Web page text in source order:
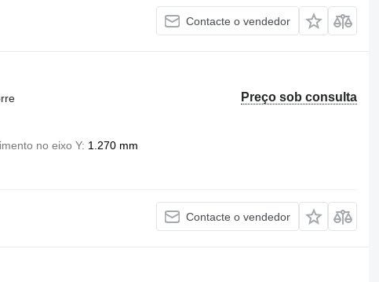
Contacte o vendedor
Preço sob consulta
no eixo Y 1.270 mm
Contacte o vendedor